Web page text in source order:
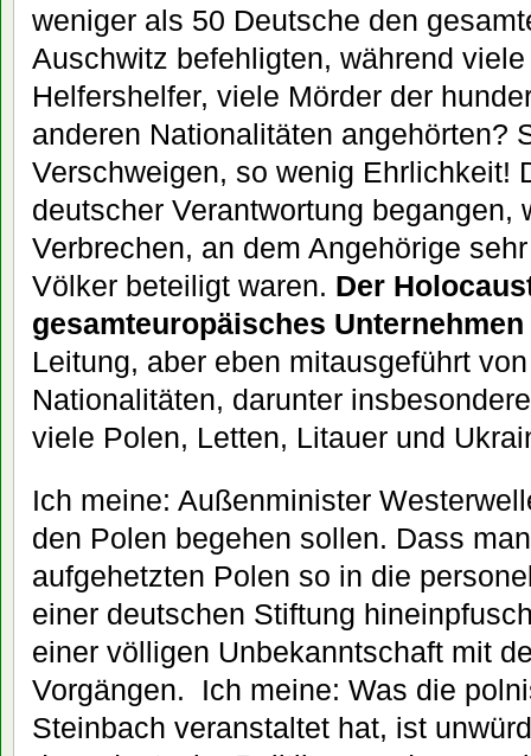
weniger als 50 Deutsche den
Auschwitz befehligten, während
Helfershelfer, viele Mörder der
anderen Nationalitäten angehörten?
Verschweigen, so wenig Ehrlichkeit!
deutscher Verantwortung begangen,
Verbrechen, an dem Angehörige
Völker beteiligt waren. Der
gesamteuropäisches Unternehmen
Leitung, aber eben mitausgeführt
Nationalitäten, darunter
viele Polen, Letten, Litauer und
Ich meine: Außenminister
den Polen begehen sollen. Dass
aufgehetzten Polen so in die
einer deutschen Stiftung
einer völligen Unbekanntschaft mit
Vorgängen. Ich meine: Was die
Steinbach veranstaltet hat, ist